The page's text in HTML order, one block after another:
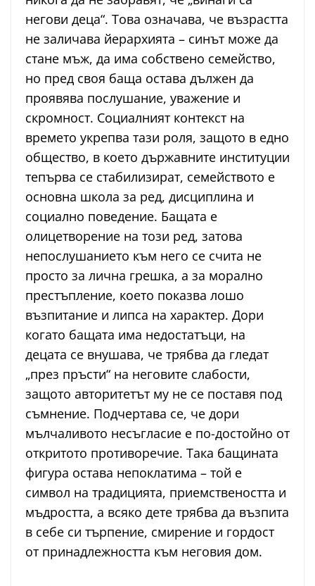
негови деца“. Това означава, че възрастта
не заличава йерархията – синът може да
стане мъж, да има собствено семейство,
но пред своя баща остава дължен да
проявява послушание, уважение и
скромност. Социалният контекст на
времето укрепва тази роля, защото в едно
общество, в което държавните институции
тепърва се стабилизират, семейството е
основна школа за ред, дисциплина и
социално поведение. Бащата е
олицетворение на този ред, затова
непослушанието към него се счита не
просто за лична грешка, а за морално
престъпление, което показва лошо
възпитание и липса на характер. Дори
когато бащата има недостатъци, на
децата се внушава, че трябва да гледат
„през пръсти“ на неговите слабости,
защото авторитетът му не се поставя под
съмнение. Подчертава се, че дори
мълчаливото несъгласие е по-достойно от
откритото противоречие. Така бащината
фигура остава непоклатима – той е
символ на традицията, приемствеността и
мъдростта, а всяко дете трябва да възпита
в себе си търпение, смирение и гордост
от принадлежността към неговия дом.